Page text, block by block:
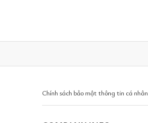
Chính sách bảo mật thông tin cá nhân